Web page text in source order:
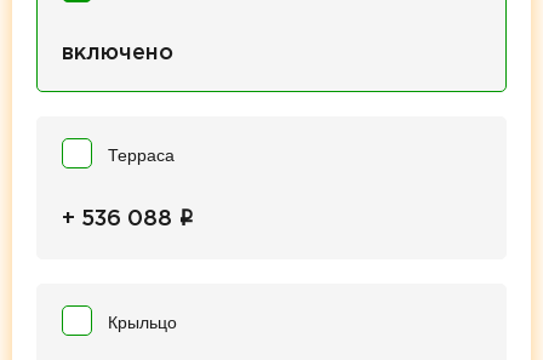
включено
Терраса
+ 536 088 i
Крыльцо